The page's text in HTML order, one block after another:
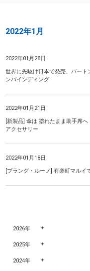
2022年1月
2022年01月28日
世界に先駆け日本で発売、バー
ンバインディング
2022年01月21日
[新製品] 傘は 塗れたまま助手席
アクセサリー
2022年01月18日
[ブラング・ルーノ] 有楽町マルイ
2026年
2025年
2024年